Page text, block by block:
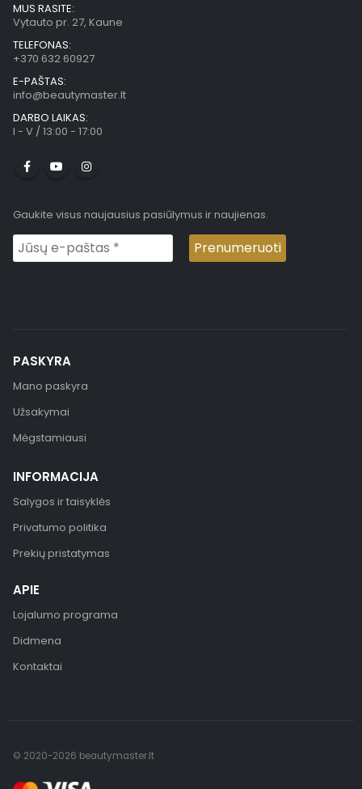
MUS RASITE:
Vytauto pr. 27, Kaune
TELEFONAS:
+370 632 60927
E-PAŠTAS:
info@beautymaster.lt
DARBO LAIKAS:
I - V / 13:00 - 17:00
Gaukite visus naujausius pasiūlymus ir naujienas.
PASKYRA
Mano paskyra
Užsakymai
Mėgstamiausi
INFORMACIJA
Salygos ir taisyklės
Privatumo politika
Prekių pristatymas
APIE
Lojalumo programa
Didmena
Kontaktai
© 2020-2026 beautymaster.lt